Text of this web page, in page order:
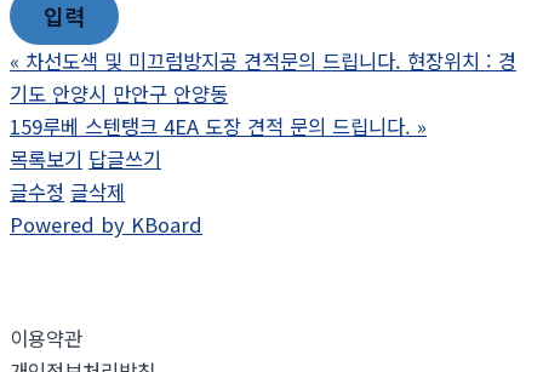
« 차선도색 및 미끄럼방지공 견적문의 드립니다. 현장위치 : 경
기도 안양시 만안구 안양동
159루베 스텐탱크 4EA 도장 견적 문의 드립니다. »
목록보기 답글쓰기
글수정 글삭제
Powered by KBoard
이용약관